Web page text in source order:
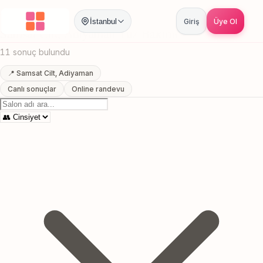
İstanbul Giriş Üye Ol
Anasayfa / Adiyaman / Samsat Cilt Yuz Bakimi
Samsat Cilt, Adiyaman Yuz Bakimi
11 sonuç bulundu
📍 Samsat Cilt, Adiyaman
Canlı sonuçlar
Online randevu